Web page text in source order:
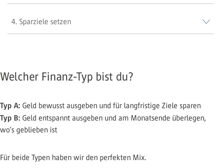
4. Sparziele setzen
Welcher Finanz-Typ bist du?
Typ A: Geld bewusst ausgeben und für langfristige Ziele sparen
Typ B: Geld entspannt ausgeben und am Monatsende überlegen,
wo’s geblieben ist
Für beide Typen haben wir den perfekten Mix.